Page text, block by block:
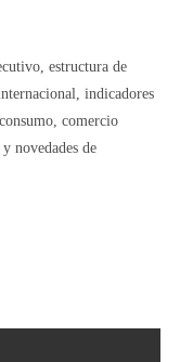
estructura de
indicadores
comercio
novedades de